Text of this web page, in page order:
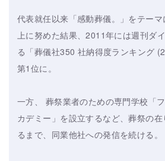
代表就任以来「感動葬儀。」をテー
上に努めた結果、2011年には週刊ダ
る「葬儀社350 社納得度ランキング
第1位に。
一方、 葬祭業者のための専門学校「
カデミー」を設立するなど、葬祭の
るまで、同業他社への発信を続ける。